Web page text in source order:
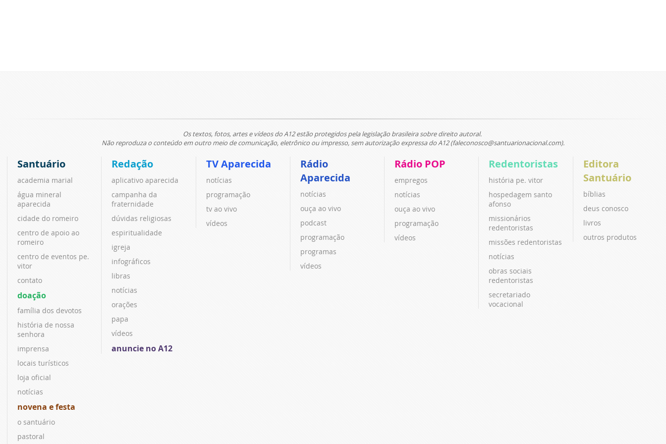
Os textos, fotos, artes e vídeos do A12 estão protegidos pela legislação brasileira sobre direito autoral.
Não reproduza o conteúdo em outro meio de comunicação, eletrônico ou impresso, sem autorização expressa do A12 (faleconosco@santuarionacional.com).
Santuário
academia marial
água mineral
aparecida
cidade do romeiro
centro de apoio ao
romeiro
centro de eventos pe.
vitor
contato
doação
família dos devotos
história de nossa
senhora
imprensa
locais turísticos
loja oficial
notícias
novena e festa
o santuário
pastoral
Redação
aplicativo aparecida
campanha da
fraternidade
dúvidas religiosas
espiritualidade
igreja
infográficos
libras
notícias
orações
papa
vídeos
anuncie no A12
TV Aparecida
notícias
programação
tv ao vivo
vídeos
Rádio
Aparecida
notícias
ouça ao vivo
podcast
programação
programas
vídeos
Rádio POP
empregos
notícias
ouça ao vivo
programação
vídeos
Redentoristas
história pe. vitor
hospedagem santo
afonso
missionários
redentoristas
missões redentoristas
notícias
obras sociais
redentoristas
secretariado
vocacional
Editora
Santuário
bíblias
deus conosco
livros
outros produtos